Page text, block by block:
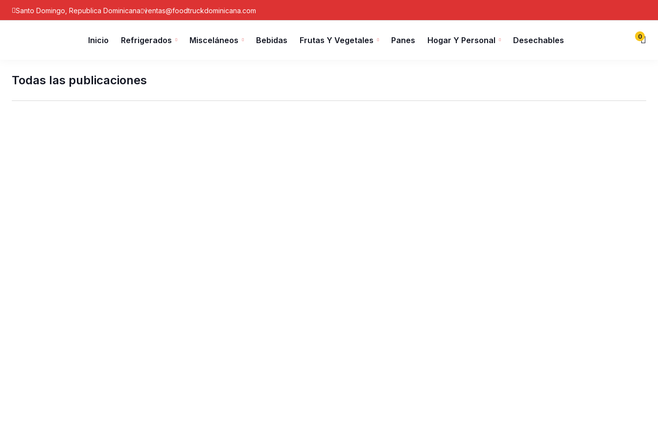
Santo Domingo, Republica Dominicana ventas@foodtruckdominicana.com
Inicio Refrigerados Misceláneos Bebidas Frutas Y Vegetales Panes Hogar Y Personal Desechables 0
Todas las publicaciones